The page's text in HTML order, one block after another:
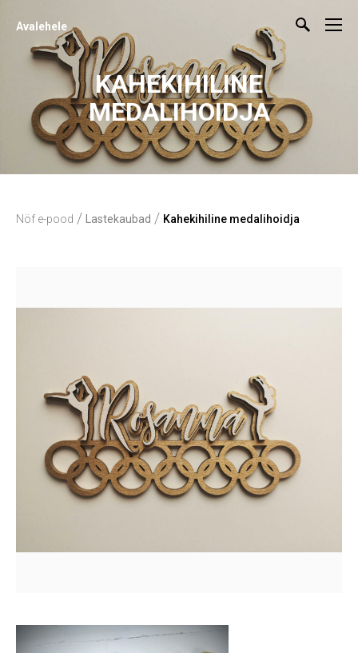
Avalehele
KAHEKIHILINE
MEDALIHOIDJA
Nöf e-pood / Lastekaubad / Kahekihiline medalihoidja